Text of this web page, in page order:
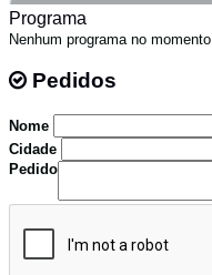
Programa
Nenhum programa no momento
Pedidos
Nome
Cidade
Pedido